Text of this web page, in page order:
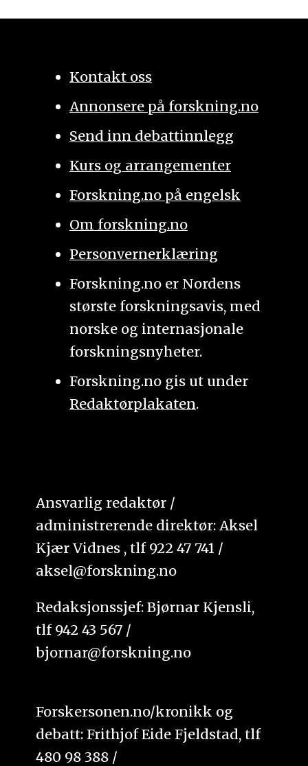
Kontakt oss
Annonsere på forskning.no
Send inn debattinnlegg
Kurs og arrangementer
Forskning.no på engelsk
Om forskning.no
Personvernerklæring
Forskning.no er Nordens
største forskningsavis, med
norske og internasjonale
forskningsnyheter.
Forskning.no gis ut under
Redaktørplakaten.
Ansvarlig redaktør /
administrerende direktør: Aksel
Kjær Vidnes , tlf 922 47 741 /
aksel@forskning.no
Redaksjonssjef: Bjørnar Kjensli,
tlf 942 43 567 /
bjornar@forskning.no
Forskersonen.no/kronikk og
debatt: Frithjof Eide Fjeldstad, tlf
480 98 388 /